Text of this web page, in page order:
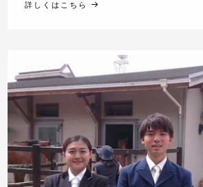
詳しくはこちら